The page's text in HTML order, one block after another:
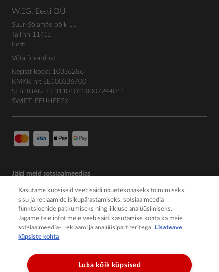
W.EG. Eesti OÜ
Suur-Sõjamäe põik 11
Tallinn 11415
Eesti
Võta ühendust
Registrikood: 10326286
KMKR nr: EE100336700
SEB: IBAN: EE311010220007244011
SWIFT: EEUHEE2X
Jälgi meid sotsiaalmeedias
Kasutame küpsiseid veebisaidi nõuetekohaseks toimimiseks,
sisu ja reklaamide isikupärastamiseks, sotsiaalmeedia
funktsioonide pakkumiseks ning liikluse analüüsimiseks.
Jagame teie infot meie veebisaidi kasutamise kohta ka meie
sotsiaalmeedia-, reklaami ja analüüsipartneritega. Lisateave
küpsiste kohta
Luba kõik küpsised